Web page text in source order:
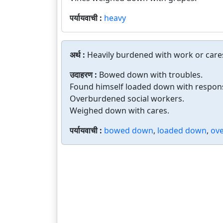
पर्यायवाची : heavy
अर्थ : Heavily burdened with work or
उदाहरण : Bowed down with troubles.
Found himself loaded down with
Overburdened social workers.
Weighed down with cares.
पर्यायवाची : bowed down, loaded down,